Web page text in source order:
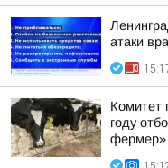
атаки
Комитет
году
фермер»